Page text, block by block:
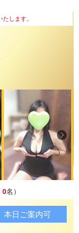
0名）
本日ご案内可